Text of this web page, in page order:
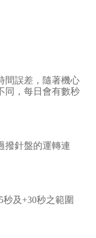
間誤差，隨著機心
同，每日會有數秒
撥針盤的運轉連
秒及+30秒之範圍